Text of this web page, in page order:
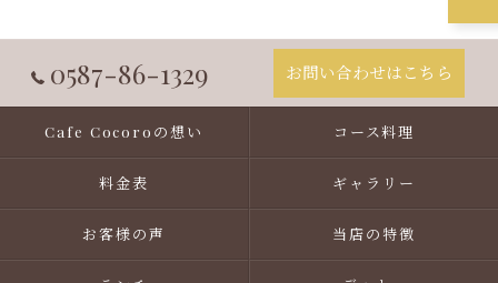
0587-86-1329 お問い合わせはこちら
Cafe Cocoroの想い コース料理
料金表 ギャラリー
お客様の声 当店の特徴